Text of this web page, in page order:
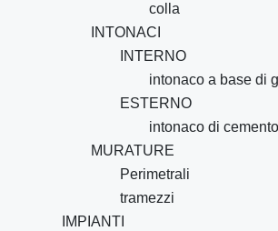
colla
INTONACI
INTERNO
intonaco a base di
ESTERNO
intonaco di cemento
MURATURE
Perimetrali
tramezzi
IMPIANTI